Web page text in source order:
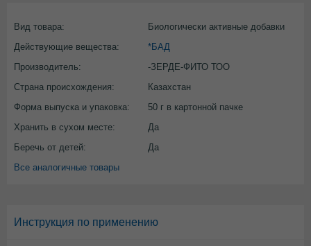
Вид товара:
Биологически активные добавки
Действующие вещества:
*БАД
Производитель:
-ЗЕРДЕ-ФИТО ТОО
Страна происхождения:
Казахстан
Форма выпуска и упаковка:
50 г в картонной пачке
Хранить в сухом месте:
Да
Беречь от детей:
Да
Все аналогичные товары
Инструкция по применению